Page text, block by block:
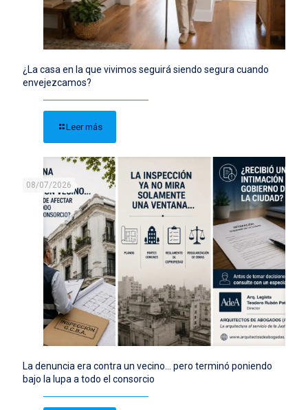
¿La casa en la que vivimos seguirá siendo segura cuando
envejezcamos?
Leer más
08/07/2026
La denuncia era contra un vecino… pero terminó poniendo
bajo la lupa a todo el consorcio